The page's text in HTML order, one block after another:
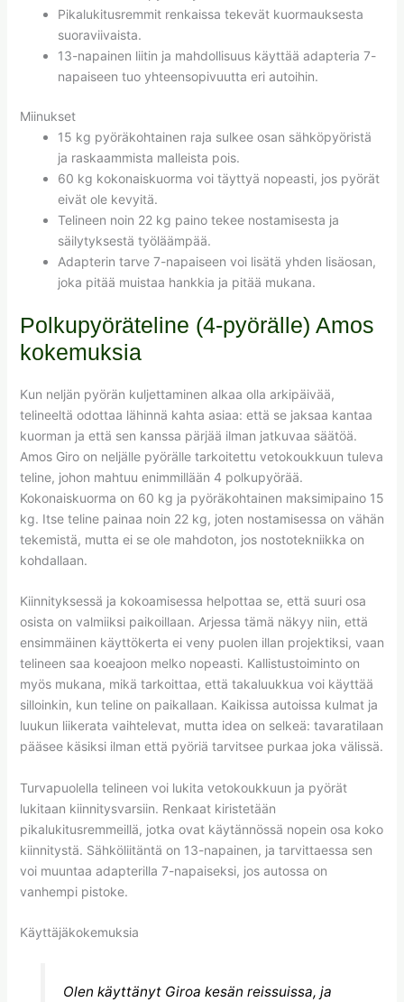
Pikalukitusremmit renkaissa tekevät kuormauksesta
suoraviivaista.
13-napainen liitin ja mahdollisuus käyttää adapteria 7-
napaiseen tuo yhteensopivuutta eri autoihin.
Miinukset
15 kg pyöräkohtainen raja sulkee osan sähköpyöristä
ja raskaammista malleista pois.
60 kg kokonaiskuorma voi täyttyä nopeasti, jos pyörät
eivät ole kevyitä.
Telineen noin 22 kg paino tekee nostamisesta ja
säilytyksestä työläämpää.
Adapterin tarve 7-napaiseen voi lisätä yhden lisäosan,
joka pitää muistaa hankkia ja pitää mukana.
Polkupyöräteline (4-pyörälle) Amos
kokemuksia
Kun neljän pyörän kuljettaminen alkaa olla arkipäivää,
telineeltä odottaa lähinnä kahta asiaa: että se jaksaa kantaa
kuorman ja että sen kanssa pärjää ilman jatkuvaa säätöä.
Amos Giro on neljälle pyörälle tarkoitettu vetokoukkuun tuleva
teline, johon mahtuu enimmillään 4 polkupyörää.
Kokonaiskuorma on 60 kg ja pyöräkohtainen maksimipaino 15
kg. Itse teline painaa noin 22 kg, joten nostamisessa on vähän
tekemistä, mutta ei se ole mahdoton, jos nostotekniikka on
kohdallaan.
Kiinnityksessä ja kokoamisessa helpottaa se, että suuri osa
osista on valmiiksi paikoillaan. Arjessa tämä näkyy niin, että
ensimmäinen käyttökerta ei veny puolen illan projektiksi, vaan
telineen saa koeajoon melko nopeasti. Kallistustoiminto on
myös mukana, mikä tarkoittaa, että takaluukkua voi käyttää
silloinkin, kun teline on paikallaan. Kaikissa autoissa kulmat ja
luukun liikerata vaihtelevat, mutta idea on selkeä: tavaratilaan
pääsee käsiksi ilman että pyöriä tarvitsee purkaa joka välissä.
Turvapuolella telineen voi lukita vetokoukkuun ja pyörät
lukitaan kiinnitysvarsiin. Renkaat kiristetään
pikalukitusremmeillä, jotka ovat käytännössä nopein osa koko
kiinnitystä. Sähköliitäntä on 13-napainen, ja tarvittaessa sen
voi muuntaa adapterilla 7-napaiseksi, jos autossa on
vanhempi pistoke.
Käyttäjäkokemuksia
Olen käyttänyt Giroa kesän reissuissa, ja